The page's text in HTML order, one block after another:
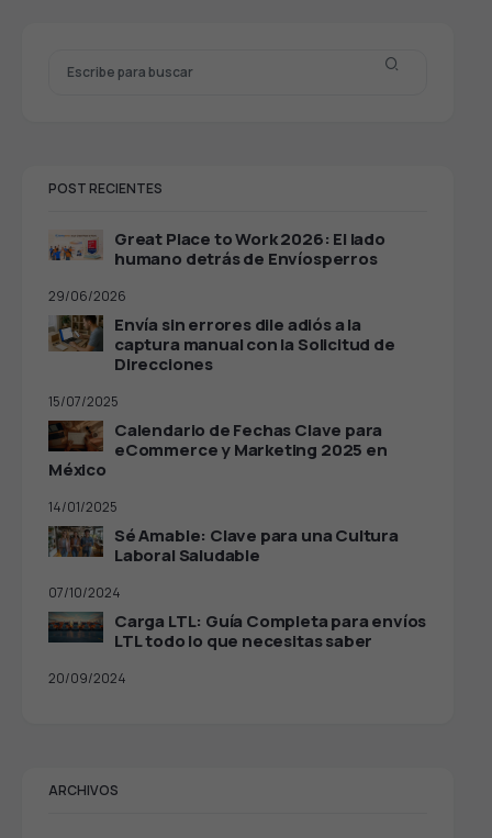
POST RECIENTES
Great Place to Work 2026: El lado
humano detrás de Envíosperros
29/06/2026
Envía sin errores dile adiós a la
captura manual con la Solicitud de
Direcciones
15/07/2025
Calendario de Fechas Clave para
eCommerce y Marketing 2025 en
México
14/01/2025
Sé Amable: Clave para una Cultura
Laboral Saludable
07/10/2024
Carga LTL: Guía Completa para envíos
LTL todo lo que necesitas saber
20/09/2024
ARCHIVOS